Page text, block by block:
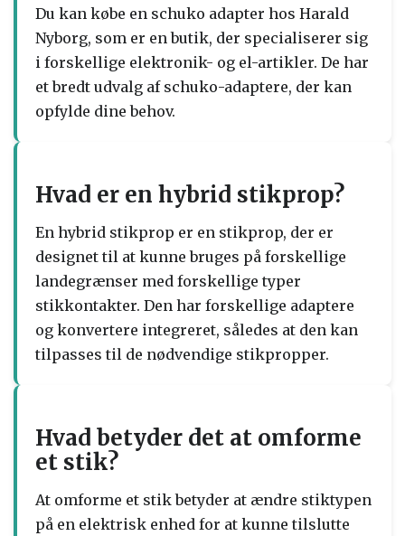
Du kan købe en schuko adapter hos Harald
Nyborg, som er en butik, der specialiserer sig
i forskellige elektronik- og el-artikler. De har
et bredt udvalg af schuko-adaptere, der kan
opfylde dine behov.
Hvad er en hybrid stikprop?
En hybrid stikprop er en stikprop, der er
designet til at kunne bruges på forskellige
landegrænser med forskellige typer
stikkontakter. Den har forskellige adaptere
og konvertere integreret, således at den kan
tilpasses til de nødvendige stikpropper.
Hvad betyder det at omforme
et stik?
At omforme et stik betyder at ændre stiktypen
på en elektrisk enhed for at kunne tilslutte